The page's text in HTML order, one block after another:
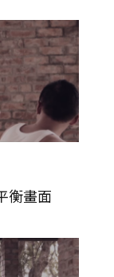
衡畫面